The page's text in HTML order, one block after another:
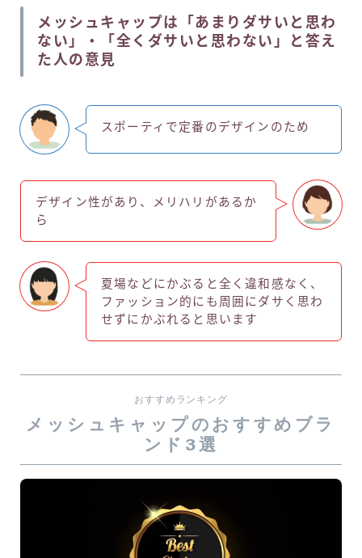
メッシュキャップは「あまりダサいと思わ
ない」・「全くダサいと思わない」と答え
た人の意見
スポーティで定番のデザインのため
デザイン性があり、メリハリがあるか
ら
夏場などにかぶると全く違和感なく、
ファッション的にも周囲にダサく思わ
せずにかぶれると思います
おすすめランキング
メッシュキャップのおすすめブラ
ンド3選